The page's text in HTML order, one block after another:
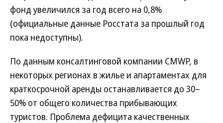
фонд увеличился за год всего на 0,8%
(официальные данные Росстата за прошлый год
пока недоступны).
По данным консалтинговой компании CMWP, в
некоторых регионах в жилье и апартаментах для
краткосрочной аренды останавливается до 30–
50% от общего количества прибывающих
туристов. Проблема дефицита качественных